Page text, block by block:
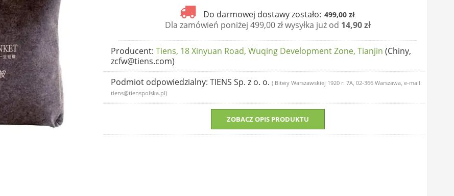
Do darmowej dostawy zostało: 499,00 zł
Dla zamówień poniżej 499,00 zł wysyłka już od 14,90 zł
Producent: Tiens, 18 Xinyuan Road, Wuqing Development Zone, Tianjin (Chiny,
zcfw@tiens.com)
Podmiot odpowiedzialny: TIENS Sp. z o. o. ( Bitwy Warszawskiej 1920 r. 7A, 02-366 Warszawa, e-mail:
tiens@tienspolska.pl)
ZOBACZ OPIS PRODUKTU